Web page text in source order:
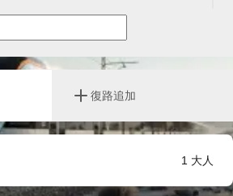
復路追加
1 大人